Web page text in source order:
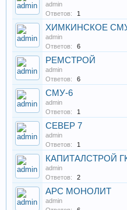
admin
Ответов:
1
ХИМКИНСКОЕ
admin
Ответов:
6
РЕМСТРОЙ
admin
Ответов:
6
СМУ-6
admin
Ответов:
1
СЕВЕР 7
admin
Ответов:
1
КАПИТАЛСТРОЙ
admin
Ответов:
2
АРС МОНОЛИТ
admin